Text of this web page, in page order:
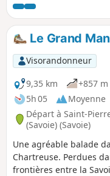
champignons et l'arche de sa
engagé : on est entre
heures où le faux pas
Le Grand
Visorandonneur
9,35 km
+857 m
5h 05
Moyenne
Départ à Saint-
(Savoie) (Savoie)
Une agréable balade
Chartreuse. Perdues
frontières entre la